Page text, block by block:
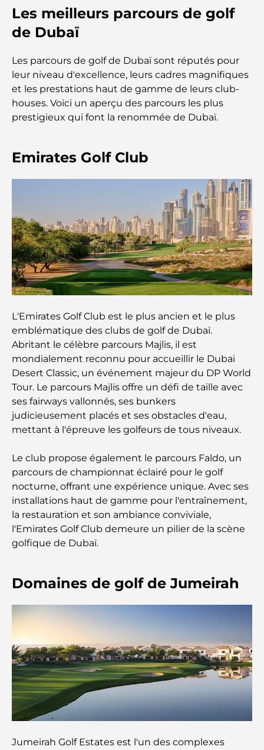
meilleures options de remise en forme à Damac
Hills et aux alentours
le shopping et les loisirs
Que faire au DIFC : explorez le quartier le plus
dynamique de Dubaï
Rarest Car in the World: Automotive Legends
Beyond Price
Salles de sport au DIFC : quand le fitness
rencontre le style de vie professionnel
un guide pour les investisseurs modernes
Family Beach Club Dubai : Là où divertissement et
détente se rencontrent
Les meilleures écoles IB à Dubaï : un guide
complet pour les parents
Plan directeur de Dubai Hills : une vision pour la
Restaurant de l'Opéra de Dubaï : Quand la
gastronomie rencontre la culture
Les marques de costumes les plus chères qui
définissent le luxe sur mesure
Les montres Rolex les plus chères jamais vendues
Crèches à Dubai Hills : Guide pour les parents
A Brief Guide to Buying Property in Dubai (2025-
26)
guide complet des amateurs de café
Les meilleurs parcours de golf
de Dubaï
Les parcours de golf de Dubaï sont réputés pour
leur niveau d'excellence, leurs cadres magnifiques
et les prestations haut de gamme de leurs club-
houses. Voici un aperçu des parcours les plus
prestigieux qui font la renommée de Dubaï.
Emirates Golf Club
L'Emirates Golf Club est le plus ancien et le plus
emblématique des clubs de golf de Dubaï.
Abritant le célèbre parcours Majlis, il est
mondialement reconnu pour accueillir le Dubai
Desert Classic, un événement majeur du DP World
Tour. Le parcours Majlis offre un défi de taille avec
ses fairways vallonnés, ses bunkers
judicieusement placés et ses obstacles d'eau,
mettant à l'épreuve les golfeurs de tous niveaux.
Le club propose également le parcours Faldo, un
parcours de championnat éclairé pour le golf
nocturne, offrant une expérience unique. Avec ses
installations haut de gamme pour l'entraînement,
la restauration et son ambiance conviviale,
l'Emirates Golf Club demeure un pilier de la scène
golfique de Dubaï.
Domaines de golf de Jumeirah
Jumeirah Golf Estates est l'un des complexes